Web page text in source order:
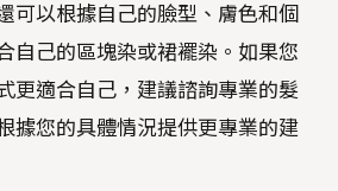
可以根據自己的臉型、膚色和個
自己的區塊染或裙襬染。如果您
更適合自己，建議諮詢專業的髮
據您的具體情況提供更專業的建